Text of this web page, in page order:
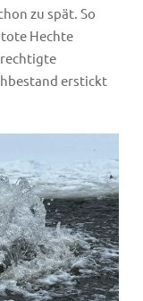
zu spät. So
Hechte
erstickt